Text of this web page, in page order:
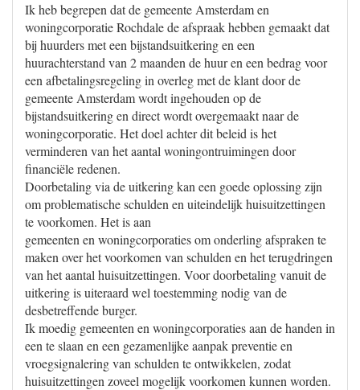
Ik heb begrepen dat de gemeente Amsterdam en
woningcorporatie Rochdale de afspraak hebben gemaakt dat
bij huurders met een bijstandsuitkering en een
huurachterstand van 2 maanden de huur en een bedrag voor
een afbetalingsregeling in overleg met de klant door de
gemeente Amsterdam wordt ingehouden op de
bijstandsuitkering en direct wordt overgemaakt naar de
woningcorporatie. Het doel achter dit beleid is het
verminderen van het aantal woningontruimingen door
financiële redenen.
Doorbetaling via de uitkering kan een goede oplossing zijn
om problematische schulden en uiteindelijk huisuitzettingen
te voorkomen. Het is aan
gemeenten en woningcorporaties om onderling afspraken te
maken over het voorkomen van schulden en het terugdringen
van het aantal huisuitzettingen. Voor doorbetaling vanuit de
uitkering is uiteraard wel toestemming nodig van de
desbetreffende burger.
Ik moedig gemeenten en woningcorporaties aan de handen in
een te slaan en een gezamenlijke aanpak preventie en
vroegsignalering van schulden te ontwikkelen, zodat
huisuitzettingen zoveel mogelijk voorkomen kunnen worden.